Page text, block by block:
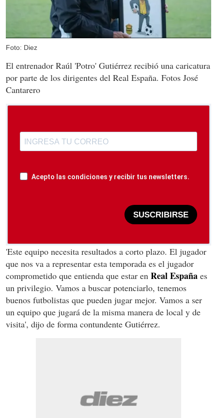
Foto: Diez
El entrenador Raúl 'Potro' Gutiérrez recibió una caricatura
por parte de los dirigentes del Real España. Fotos José
Cantarero
Acepto las condiciones y recibir tus newsletters.
SUSCRIBIRSE
'Este equipo necesita resultados a corto plazo. El jugador
que nos va a representar esta temporada es el jugador
comprometido que entienda que estar en Real España es
un privilegio. Vamos a buscar potenciarlo, tenemos
buenos futbolistas que pueden jugar mejor. Vamos a ser
un equipo que jugará de la misma manera de local y de
visita', dijo de forma contundente Gutiérrez.